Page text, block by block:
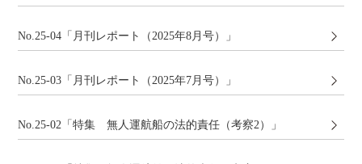
No.25-04「月刊レポート（2025年8月号）」
No.25-03「月刊レポート（2025年7月号）」
No.25-02「特集 無人運航船の法的責任（考察2）」